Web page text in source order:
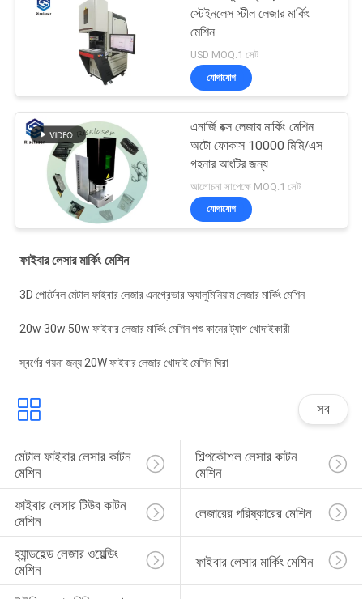
স্টেইনলেস স্টীল লেজার মার্কিং
মেশিন
USD MOQ:1 সেট
যোগাযোগ
এনার্জি বক্স লেজার মার্কিং মেশিন
অটো ফোকাস 10000 মিমি/এস
গহনার আংটির জন্য
আলোচনা সাপেক্ষে MOQ:1 সেট
যোগাযোগ
ফাইবার লেসার মার্কিং মেশিন
3D পোর্টেবল মেটাল ফাইবার লেজার এনগ্রেভার অ্যালুমিনিয়াম লেজার মার্কিং মেশিন
20w 30w 50w ফাইবার লেজার মার্কিং মেশিন পশু কানের ট্যাগ খোদাইকারী
স্বর্ণের গয়না জন্য 20W ফাইবার লেজার খোদাই মেশিন ঘিরা
সব
মেটাল ফাইবার লেসার কাটন
মেশিন
শিল্পকৌশল লেসার কাটন
মেশিন
ফাইবার লেসার টিউব কাটন
মেশিন
লেজারের পরিষ্কারের মেশিন
হ্যান্ডহেল্ড লেজার ওয়েল্ডিং
মেশিন
ফাইবার লেসার মার্কিং মেশিন